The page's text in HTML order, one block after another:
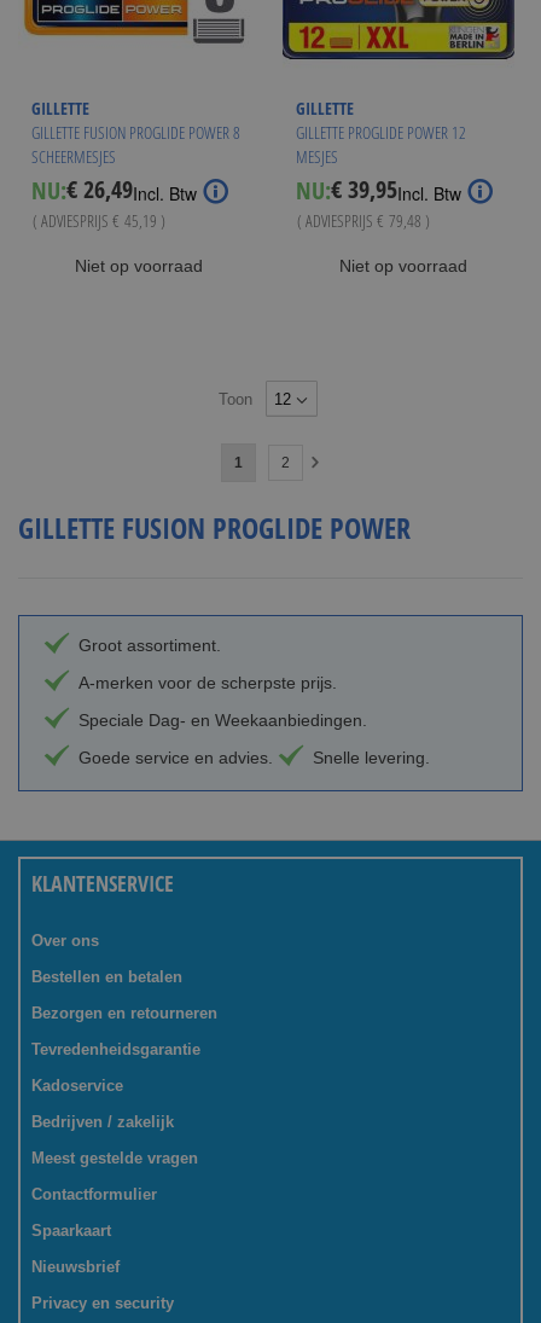
GILLETTE
GILLETTE FUSION PROGLIDE POWER 8
SCHEERMESJES
NU:Special
Price
€ 26,49Incl. Btw
( ADVIESPRIJS € 45,19 )
Niet op voorraad
GILLETTE
GILLETTE PROGLIDE POWER 12
MESJES
NU:Special
Price
€ 39,95Incl. Btw
( ADVIESPRIJS € 79,48 )
Niet op voorraad
Toon
U
momenteel
1 Pagina
2
GILLETTE FUSION PROGLIDE POWER
Groot assortiment.
A-merken voor de scherpste prijs.
Speciale Dag- en Weekaanbiedingen.
Goede service en advies.
Snelle levering.
KLANTENSERVICE
Over ons
Bestellen en betalen
Bezorgen en retourneren
Tevredenheidsgarantie
Kadoservice
Bedrijven / zakelijk
Meest gestelde vragen
Contactformulier
Spaarkaart
Nieuwsbrief
Privacy en security